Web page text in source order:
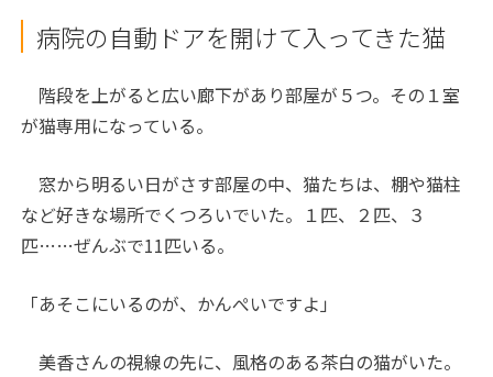
病院の自動ドアを開けて入ってきた猫
階段を上がると広い廊下があり部屋が５つ。その１室
が猫専用になっている。
窓から明るい日がさす部屋の中、猫たちは、棚や猫柱
など好きな場所でくつろいでいた。１匹、２匹、３
匹……ぜんぶで11匹いる。
「あそこにいるのが、かんぺいですよ」
美香さんの視線の先に、風格のある茶白の猫がいた。